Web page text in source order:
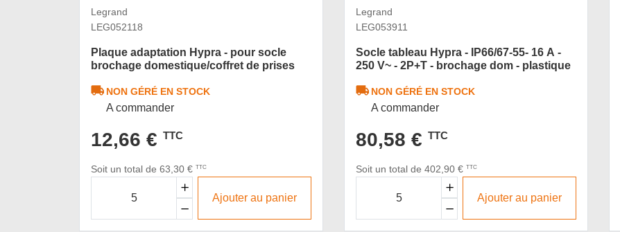
Legrand
LEG052118
Plaque adaptation Hypra - pour socle
brochage domestique/coffret de prises
NON GÉRÉ EN STOCK
A commander
12,66 € TTC
Soit un total de 63,30 € TTC
Ajouter au panier
Legrand
LEG053911
Socle tableau Hypra - IP66/67-55- 16 A -
250 V~ - 2P+T - brochage dom - plastique
NON GÉRÉ EN STOCK
A commander
80,58 € TTC
Soit un total de 402,90 € TTC
Ajouter au panier